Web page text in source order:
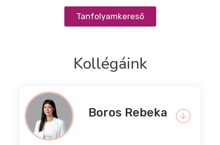
Tanfolyamkereső
Kollégáink
Boros Rebeka